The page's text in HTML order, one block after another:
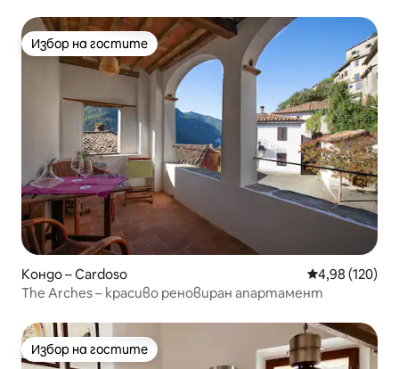
Избор на гостите
Избор на гостите
Кондо – Cardoso Средна
4,98 (120)
The Arches – красиво реновиран апартамент
Избор на гостите
Избор на гостите